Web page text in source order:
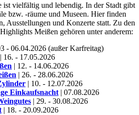
vielfältig und lebendig. In der Stadt gibt
bzw. -räume und Museen. Hier finden
Ausstellungen und Konzerte statt. Zu den
Meißen gehören unter anderem:
- 06.04.2026 (außer Karfreitag)
| 16. - 17.05.2026
| 12. - 14.06.2026
| 26. - 28.06.2026
| 10. - 12.07.2026
Einkaufsnacht | 07.08.2026
| 29. - 30.08.2026
| 18. - 20.09.2026